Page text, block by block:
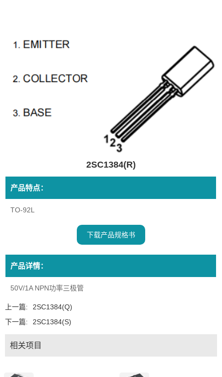
2SC1384(R)
产品特点：
TO-92L
下载产品规格书
产品详情：
50V/1A NPN功率三极管
上一篇:
2SC1384(Q)
下一篇:
2SC1384(S)
相关项目